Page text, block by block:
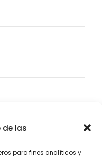
de las
para fines analíticos y